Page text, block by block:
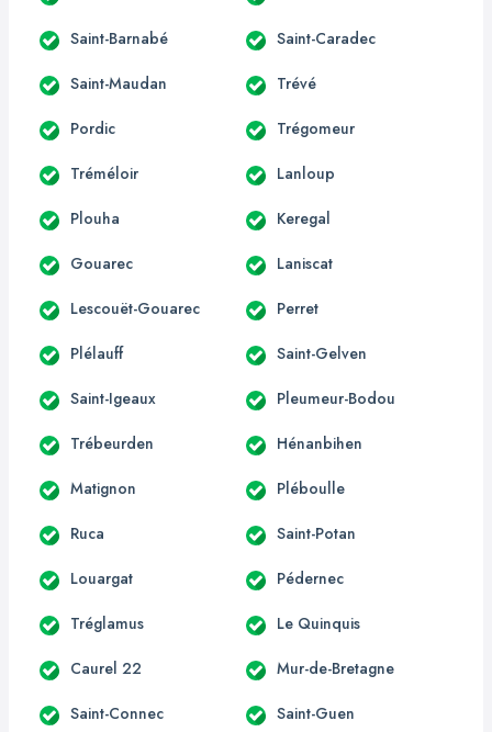
Saint-Barnabé Saint-Caradec
Saint-Maudan Trévé
Pordic Trégomeur
Tréméloir Lanloup
Plouha Keregal
Gouarec Laniscat
Lescouët-Gouarec Perret
Plélauff Saint-Gelven
Saint-Igeaux Pleumeur-Bodou
Trébeurden Hénanbihen
Matignon Pléboulle
Ruca Saint-Potan
Louargat Pédernec
Tréglamus Le Quinquis
Caurel 22 Mur-de-Bretagne
Saint-Connec Saint-Guen